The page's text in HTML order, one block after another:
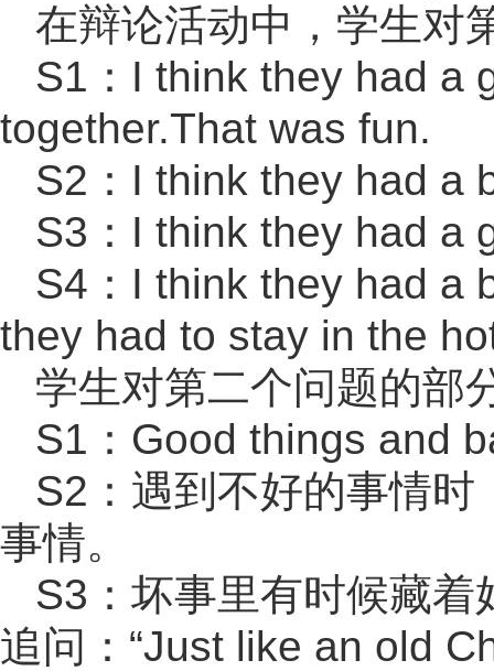
在辩论活动中，学生对
S1：I think they had a
together.That was fun.
S2：I think they had a
S3：I think they had a
S4：I think they had a
they had to stay in the
学生对第二个问题的部
S1：Good things and
S2：遇到不好的事情
事情。
S3：坏事里有时候藏
追问：“Just like an old